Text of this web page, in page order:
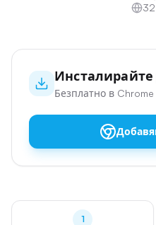
32
Безплатно в
1